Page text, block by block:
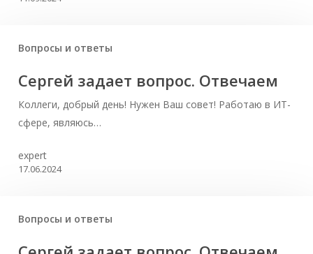
Вопросы и ответы
Сергей задает вопрос. Отвечаем
Коллеги, добрый день! Нужен Ваш совет! Работаю в ИТ-
сфере, являюсь…
expert
17.06.2024
Вопросы и ответы